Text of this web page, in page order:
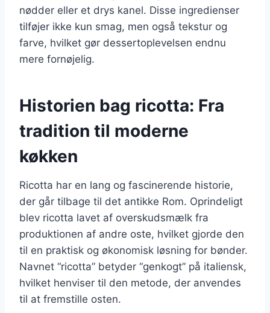
nødder eller et drys kanel. Disse ingredienser
tilføjer ikke kun smag, men også tekstur og
farve, hvilket gør dessertoplevelsen endnu
mere fornøjelig.
Historien bag ricotta: Fra
tradition til moderne
køkken
Ricotta har en lang og fascinerende historie,
der går tilbage til det antikke Rom. Oprindeligt
blev ricotta lavet af overskudsmælk fra
produktionen af andre oste, hvilket gjorde den
til en praktisk og økonomisk løsning for bønder.
Navnet “ricotta” betyder “genkogt” på italiensk,
hvilket henviser til den metode, der anvendes
til at fremstille osten.